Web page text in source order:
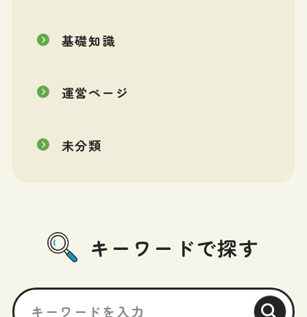
基礎知識
運営ページ
未分類
キーワードで探す